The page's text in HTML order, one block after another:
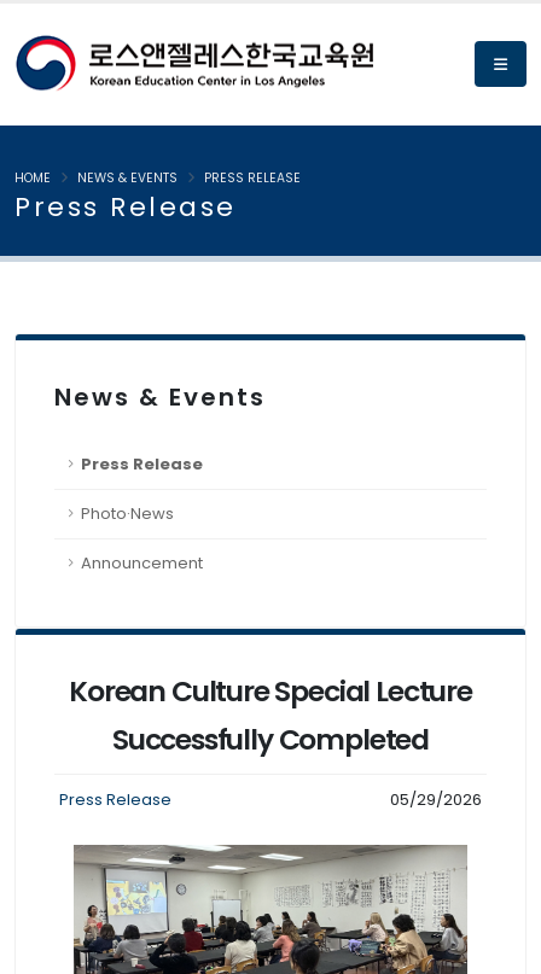
Press Release
HOME NEWS & EVENTS PRESS RELEASE
News & Events
Press Release
Photo·News
Announcement
Korean Culture Special Lecture
Successfully Completed
Press Release 05/29/2026